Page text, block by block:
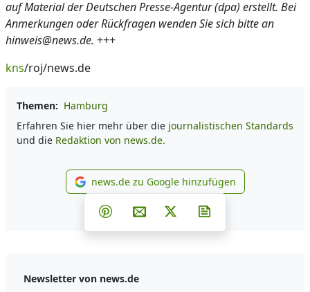
auf Material der Deutschen Presse-Agentur (dpa) erstellt. Bei
Anmerkungen oder Rückfragen wenden Sie sich bitte an
hinweis@news.de. +++
kns/roj/news.de
Themen: Hamburg
Erfahren Sie hier mehr über die journalistischen Standards
und die Redaktion von news.de.
news.de zu Google
news.de zu Google hinzufügen
Teilen auf Facebook
Teilen auf Whatsapp
Teilen auf Telegram
Teilen auf Pinterest
Per E-Mail teilen
Post auf X
Newsletter von news.de